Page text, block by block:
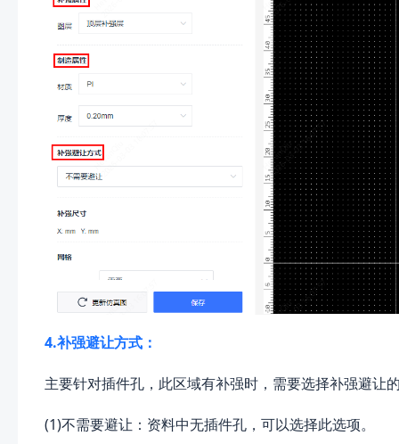
4.补强避让方式：
主要针对插件孔，此区域有补强时，需要选择补强避让
(1)不需要避让：资料中无插件孔，可以选择此选项。